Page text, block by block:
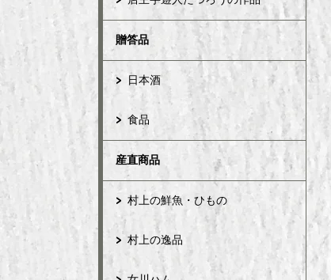
贈答品
日本酒
食品
産直商品
村上の鮮魚・ひもの
村上の逸品